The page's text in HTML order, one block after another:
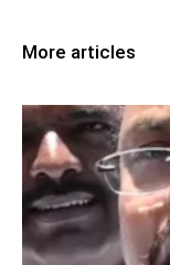
More articles